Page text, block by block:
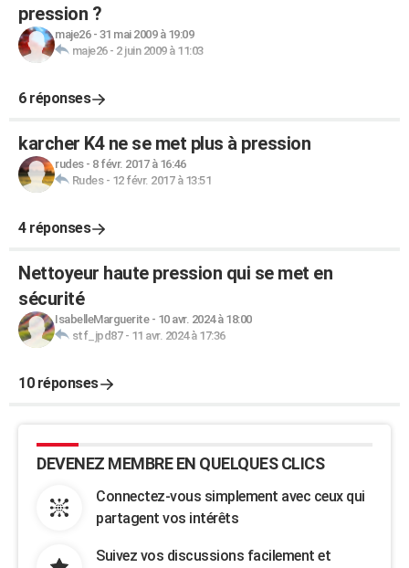
pression ?
maje26- 31 mai 2009 à 19:09
maje26- 2 juin 2009 à 11:03
6 réponses
karcher K4 ne se met plus à pression
rudes- 8 févr. 2017 à 16:46
Rudes- 12 févr. 2017 à 13:51
4 réponses
Nettoyeur haute pression qui se met en
sécurité
IsabelleMarguerite- 10 avr. 2024 à 18:00
stf_jpd87- 11 avr. 2024 à 17:36
10 réponses
DEVENEZ MEMBRE EN QUELQUES CLICS
Connectez-vous simplement avec ceux qui
partagent vos intérêts
Suivez vos discussions facilement et